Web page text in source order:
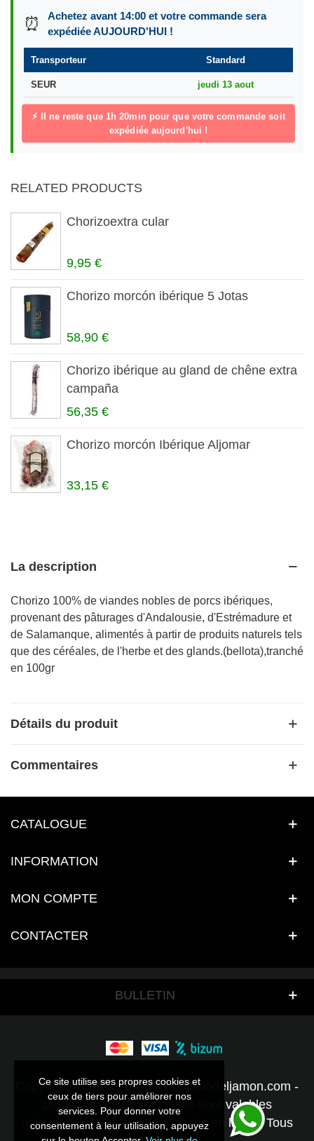
⏰
Achetez avant 14:00 et votre commande sera
expédiée AUJOURD'HUI !
Transporteur Standard
SEUR jeudi 13 aout
⚡ Il ne reste que 1h 20min pour que votre commande soit
expédiée aujourd'hui !
Ce site utilise ses propres cookies et
ceux de tiers pour améliorer nos
services. Pour donner votre
consentement à leur utilisation, appuyez
RELATED PRODUCTS
Chorizoextra cular
9,95 €
Chorizo morcón ibérique 5 Jotas
58,90 €
Chorizo ibérique au gland de chêne extra
campaña
56,35 €
Chorizo morcón Ibérique Aljomar
33,15 €
La description
Chorizo 100% de viandes nobles de porcs ibériques,
provenant des pâturages d'Andalousie, d'Estrémadure et
de Salamanque, alimentés à partir de produits naturels tels
que des céréales, de l'herbe et des glands.(bellota),tranché
en 100gr
Détails du produit
Commentaires
CATALOGUE
INFORMATION
MON COMPTE
CONTACTER
Ce site utilise ses propres cookies et
ceux de tiers pour améliorer nos
services. Pour donner votre
consentement à leur utilisation, appuyez
BULLETIN
Copyright © 2026 - https://elpalaciodeljamon.com -
Les prix affichés sur ce site sont valables
uniquement pour les commandes en ligne - Tous